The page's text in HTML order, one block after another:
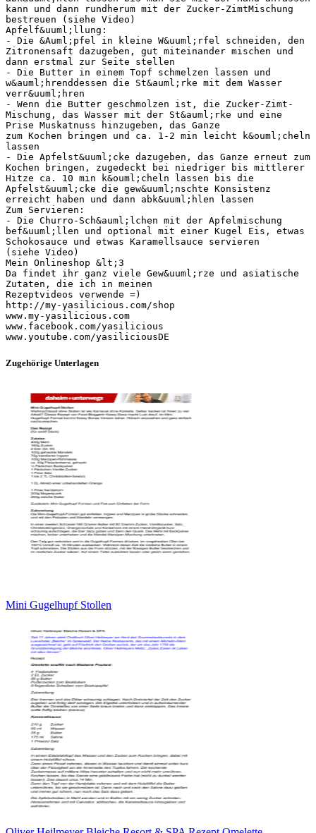
kann und dann rundherum mit der Zucker-ZimtMischung
bestreuen (siehe Video)
Apfelf&uuml;llung:
- Die &Auml;pfel in kleine W&uuml;rfel schneiden, den
Zitronensaft dazugeben, gut miteinander mischen und
dann erstmal zur Seite stellen
- Die Butter in einem Topf schmelzen lassen und
w&auml;hrenddessen die St&auml;rke mit dem Wasser
verr&uuml;hren
- Wenn die Butter geschmolzen ist, die Zucker-Zimt-
Mischung, das Wasser mit der St&auml;rke und eine
Prise Muskatnuss hinzugeben, das Ganze
zum Kochen bringen und ca. 1-2 min leicht k&ouml;cheln
lassen
- Die Apfelst&uuml;cke dazugeben, das Ganze erneut zum
Kochen bringen, zugedeckt bei niedriger bis mittlerer
Hitze ca. 10 min k&ouml;cheln lassen bis die
Apfelst&uuml;cke die gew&uuml;nschte Konsistenz
erreicht haben und dann abk&uuml;hlen lassen
Zum Servieren:
- Die Churro-Sch&auml;lchen mit der Apfelmischung
bef&uuml;llen und optional mit einer Kugel Eis, etwas
Schokosauce und etwas Karamellsauce servieren
(siehe Video)
Mein Onlineshop &lt;3
Da findet ihr ganz viele Gew&uuml;rze und asiatische
Zutaten, die ich in meinen
Rezeptvideos verwende =)
http://my-yasilicious.com/shop
www.my-yasilicious.com
www.facebook.com/yasilicious
Zugehörige Unterlagen
Mini Gugelhupf Stollen